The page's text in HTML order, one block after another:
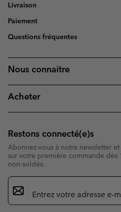
Livraison
Paiement
Questions fréquentes
Nous connaitre
Acheter
Restons connecté(e)s
Abonnez-vous à notre newsletter
sur votre première commande dès
non soldés.
Inscription
par
e-